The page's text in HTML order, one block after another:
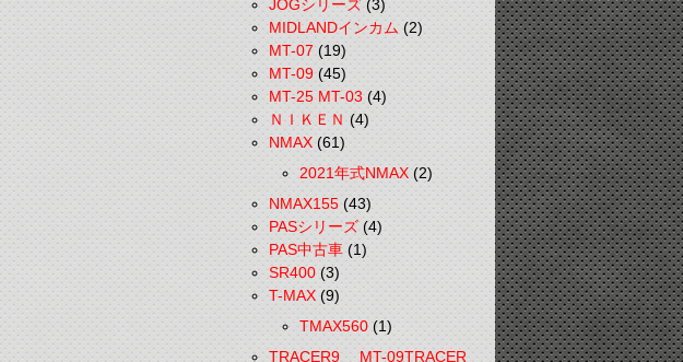
JOGシリーズ(3)
MIDLANDインカム(2)
MT-07(19)
MT-09 (45)
MT-25 MT-03(4)
ＮＩＫＥＮ(4)
NMAX(61)
2021年式NMAX(2)
NMAX155(43)
PASシリーズ(4)
PAS中古車(1)
SR400(3)
T-MAX(9)
TMAX560(1)
TRACER9 MT-09TRACER